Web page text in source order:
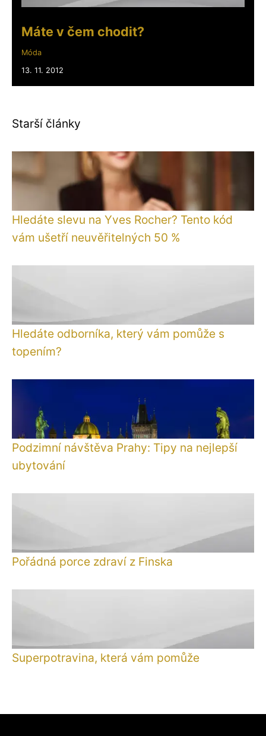
Máte v čem chodit?
Móda
13. 11. 2012
Starší články
Hledáte slevu na Yves Rocher? Tento kód
vám ušetří neuvěřitelných 50 %
Hledáte odborníka, který vám pomůže s
topením?
Podzimní návštěva Prahy: Tipy na nejlepší
ubytování
Pořádná porce zdraví z Finska
Superpotravina, která vám pomůže